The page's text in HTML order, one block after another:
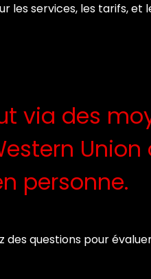
les services, les tarifs, et
via des
Union
personne.
questions pour